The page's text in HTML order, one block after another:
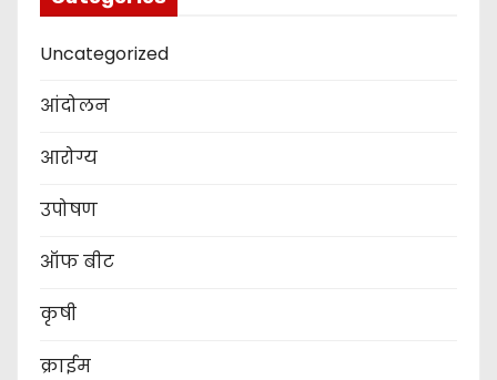
Uncategorized
आंदोलन
आरोग्य
उपोषण
ऑफ बीट
कृषी
क्राईम